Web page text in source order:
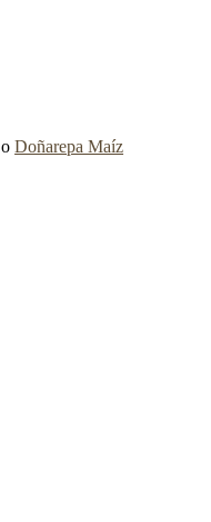
oDoñarepa Maíz